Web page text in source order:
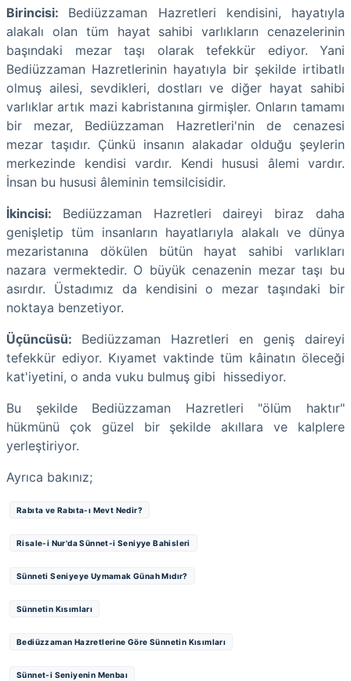
Birincisi: Bediüzzaman Hazretleri kendisini, hayatıyla
alakalı olan tüm hayat sahibi varlıkların cenazelerinin
başındaki mezar taşı olarak tefekkür ediyor. Yani
Bediüzzaman Hazretlerinin hayatıyla bir şekilde irtibatlı
olmuş ailesi, sevdikleri, dostları ve diğer hayat sahibi
varlıklar artık mazi kabristanına girmişler. Onların tamamı
bir mezar, Bediüzzaman Hazretleri'nin de cenazesi
mezar taşıdır. Çünkü insanın alakadar olduğu şeylerin
merkezinde kendisi vardır. Kendi hususi âlemi vardır.
İnsan bu hususi âleminin temsilcisidir.
İkincisi: Bediüzzaman Hazretleri daireyi biraz daha
genişletip tüm insanların hayatlarıyla alakalı ve dünya
mezaristanına dökülen bütün hayat sahibi varlıkları
nazara vermektedir. O büyük cenazenin mezar taşı bu
asırdır. Üstadımız da kendisini o mezar taşındaki bir
noktaya benzetiyor.
Üçüncüsü: Bediüzzaman Hazretleri en geniş daireyi
tefekkür ediyor. Kıyamet vaktinde tüm kâinatın öleceği
kat'iyetini, o anda vuku bulmuş gibi hissediyor.
Bu şekilde Bediüzzaman Hazretleri "ölüm haktır"
hükmünü çok güzel bir şekilde akıllara ve kalplere
yerleştiriyor.
Ayrıca bakınız;
Rabıta ve Rabıta-ı Mevt Nedir?
Risale-i Nur'da Sünnet-i Seniyye Bahisleri
Sünneti Seniyeye Uymamak Günah Mıdır?
Sünnetin Kısımları
Bediüzzaman Hazretlerine Göre Sünnetin Kısımları
Sünnet-i Seniyenin Menbaı